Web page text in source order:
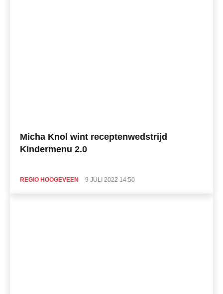
Micha Knol wint receptenwedstrijd
Kindermenu 2.0
REGIO HOOGEVEEN 9 JULI 2022 14:50